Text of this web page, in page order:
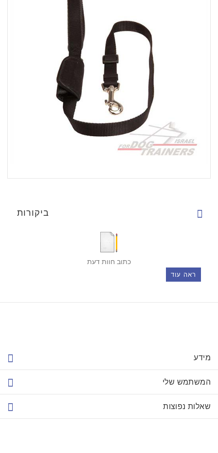
ביקורות
כתוב חוות דעת
ראה עוד
מידע
המשתמש שלי
שאלות נפוצות